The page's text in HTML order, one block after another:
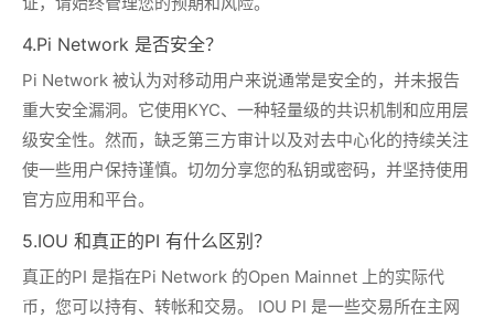
4.Pi Network 是否安全？
Pi Network 被认为对移动用户来说通常是安全的，并未报告
重大安全漏洞。它使用KYC、一种轻量级的共识机制和应用层
级安全性。然而，缺乏第三方审计以及对去中心化的持续关注
使一些用户保持谨慎。切勿分享您的私钥或密码，并坚持使用
官方应用和平台。
5.IOU 和真正的PI 有什么区别？
真正的PI 是指在Pi Network 的Open Mainnet 上的实际代
币，您可以持有、转帐和交易。 IOU PI 是一些交易所在主网